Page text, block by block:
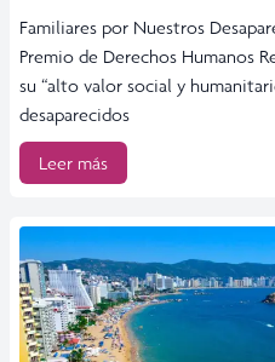
Familiares por Nuestros
Premio de Derechos Humanos
su “alto valor social y
desaparecidos
Leer más